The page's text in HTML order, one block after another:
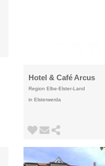
Hotel & Café Arcus
Region Elbe-Elster-Land
in Elsterwerda